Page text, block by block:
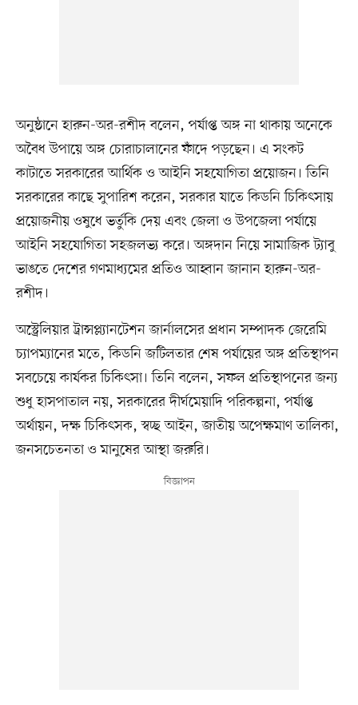
অনুষ্ঠানে হারুন-অর-রশীদ বলেন, পর্যাপ্ত অঙ্গ না থাকায় অনেকে
অবৈধ উপায়ে অঙ্গ চোরাচালানের ফাঁদে পড়ছেন। এ সংকট
কাটাতে সরকারের আর্থিক ও আইনি সহযোগিতা প্রয়োজন। তিনি
সরকারের কাছে সুপারিশ করেন, সরকার যাতে কিডনি চিকিৎসায়
প্রয়োজনীয় ওষুধে ভর্তুকি দেয় এবং জেলা ও উপজেলা পর্যায়ে
আইনি সহযোগিতা সহজলভ্য করে। অঙ্গদান নিয়ে সামাজিক ট্যাবু
ভাঙতে দেশের গণমাধ্যমের প্রতিও আহ্বান জানান হারুন-অর-
রশীদ।
অস্ট্রেলিয়ার ট্রান্সপ্ল্যানটেশন জার্নালসের প্রধান সম্পাদক জেরেমি
চ্যাপম্যানের মতে, কিডনি জটিলতার শেষ পর্যায়ের অঙ্গ প্রতিস্থাপন
সবচেয়ে কার্যকর চিকিৎসা। তিনি বলেন, সফল প্রতিস্থাপনের জন্য
শুধু হাসপাতাল নয়, সরকারের দীর্ঘমেয়াদি পরিকল্পনা, পর্যাপ্ত
অর্থায়ন, দক্ষ চিকিৎসক, স্বচ্ছ আইন, জাতীয় অপেক্ষমাণ তালিকা,
জনসচেতনতা ও মানুষের আস্থা জরুরি।